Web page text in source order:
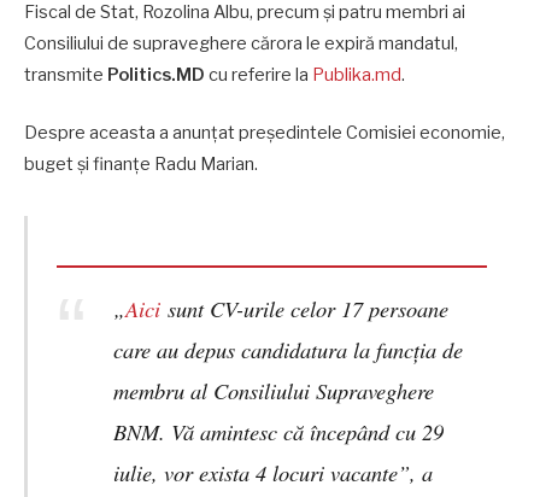
Fiscal de Stat, Rozolina Albu, precum și patru membri ai
Consiliului de supraveghere cărora le expiră mandatul,
transmite Politics.MD cu referire la Publika.md.
Despre aceasta a anunțat președintele Comisiei economie,
buget și finanțe Radu Marian.
„Aici sunt CV-urile celor 17 persoane
care au depus candidatura la funcția de
membru al Consiliului Supraveghere
BNM. Vă amintesc că începând cu 29
iulie, vor exista 4 locuri vacante”, a